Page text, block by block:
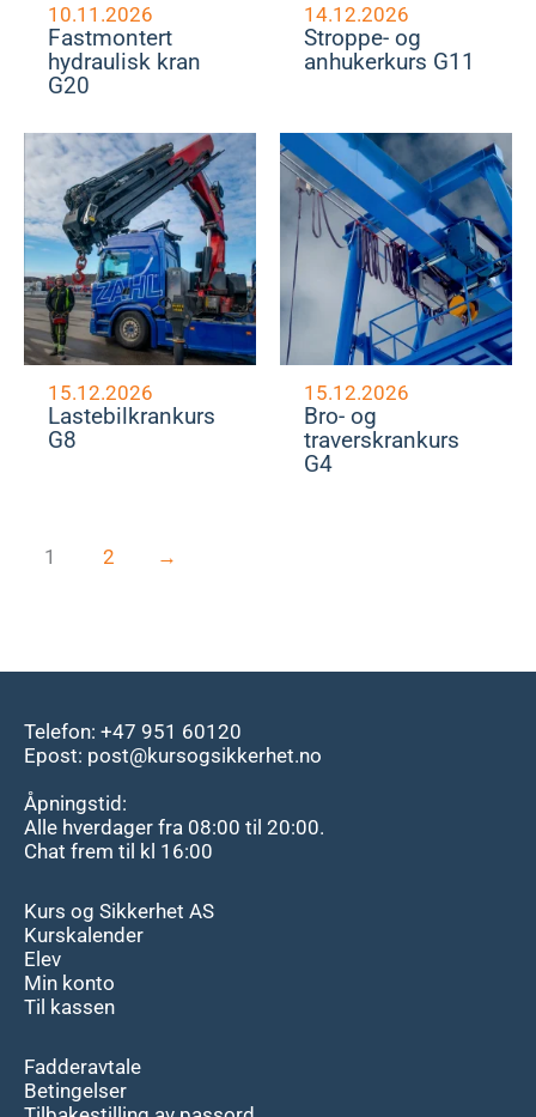
10.11.2026
Fastmontert
hydraulisk kran
G20
14.12.2026
Stroppe- og
anhukerkurs G11
15.12.2026
Lastebilkrankurs
G8
15.12.2026
Bro- og
traverskrankurs
G4
1 2 →
Telefon: +47 951 60120
Epost: post@kursogsikkerhet.no
Åpningstid:
Alle hverdager fra 08:00 til 20:00.
Chat frem til kl 16:00
Kurs og Sikkerhet AS
Kurskalender
Elev
Min konto
Til kassen
Fadderavtale
Betingelser